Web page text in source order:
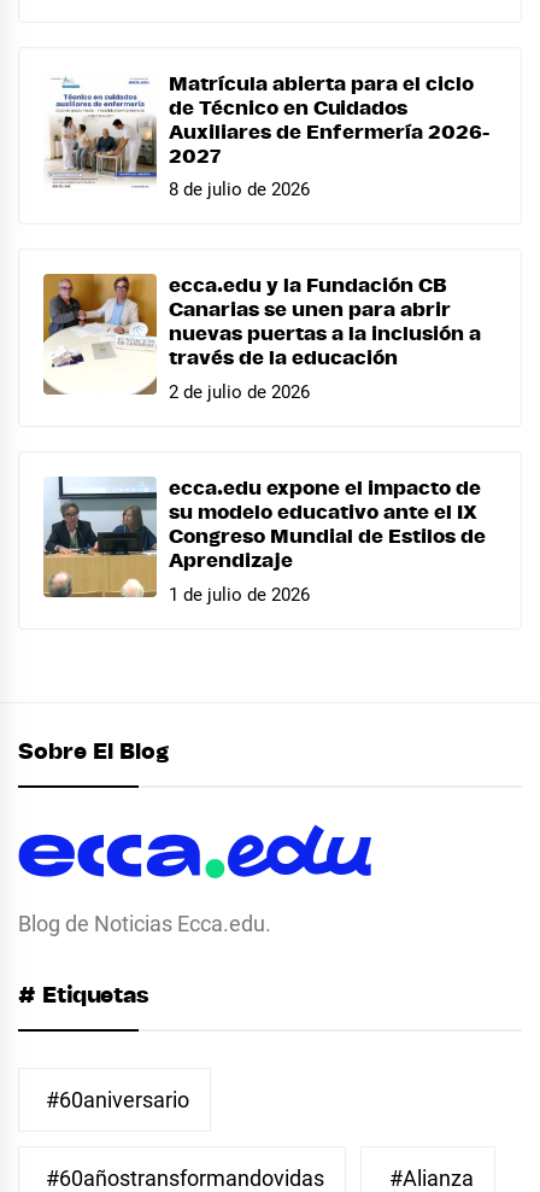
Matrícula abierta para el ciclo
de Técnico en Cuidados
Auxiliares de Enfermería 2026-
2027
8 de julio de 2026
ecca.edu y la Fundación CB
Canarias se unen para abrir
nuevas puertas a la inclusión a
través de la educación
2 de julio de 2026
ecca.edu expone el impacto de
su modelo educativo ante el IX
Congreso Mundial de Estilos de
Aprendizaje
1 de julio de 2026
Sobre El Blog
Blog de Noticias Ecca.edu.
# Etiquetas
#60aniversario
#60añostransformandovidas #Alianza